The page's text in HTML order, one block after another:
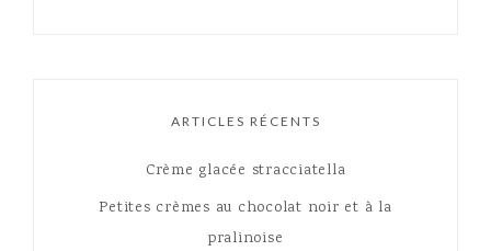
ARTICLES RÉCENTS
Crème glacée stracciatella
Petites crèmes au chocolat noir et à la
pralinoise